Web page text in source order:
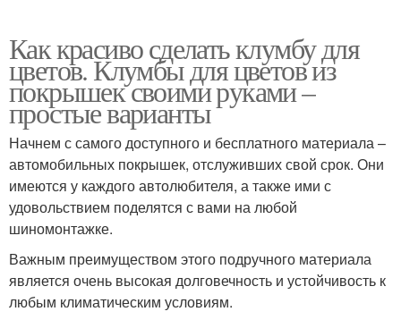
Как красиво сделать клумбу для
цветов. Клумбы для цветов из
покрышек своими руками –
простые варианты
Начнем с самого доступного и бесплатного материала –
автомобильных покрышек, отслуживших свой срок. Они
имеются у каждого автолюбителя, а также ими с
удовольствием поделятся с вами на любой
шиномонтажке.
Важным преимуществом этого подручного материала
является очень высокая долговечность и устойчивость к
любым климатическим условиям.